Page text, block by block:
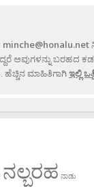
minche@honalu.net
ಅವುಗಳನ್ನು ಬರಹದ
ಮಾಹಿತಿಗಾಗಿಇಲ್ಲಿ
ನಲ್ಬರಹ ನಾಡು